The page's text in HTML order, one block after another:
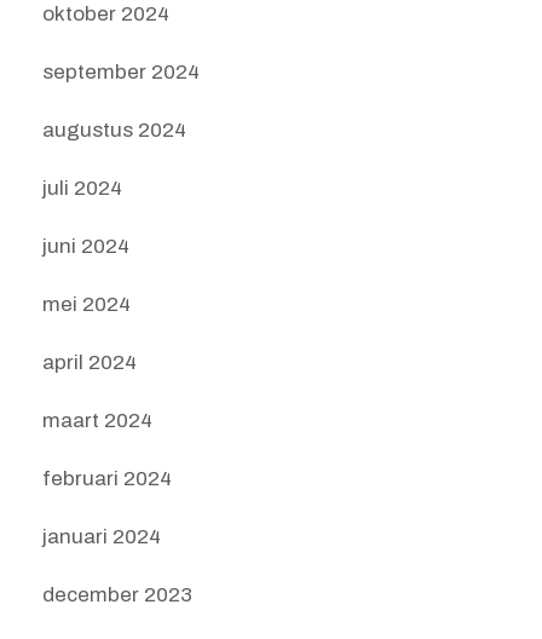
oktober 2024
september 2024
augustus 2024
juli 2024
juni 2024
mei 2024
april 2024
maart 2024
februari 2024
januari 2024
december 2023